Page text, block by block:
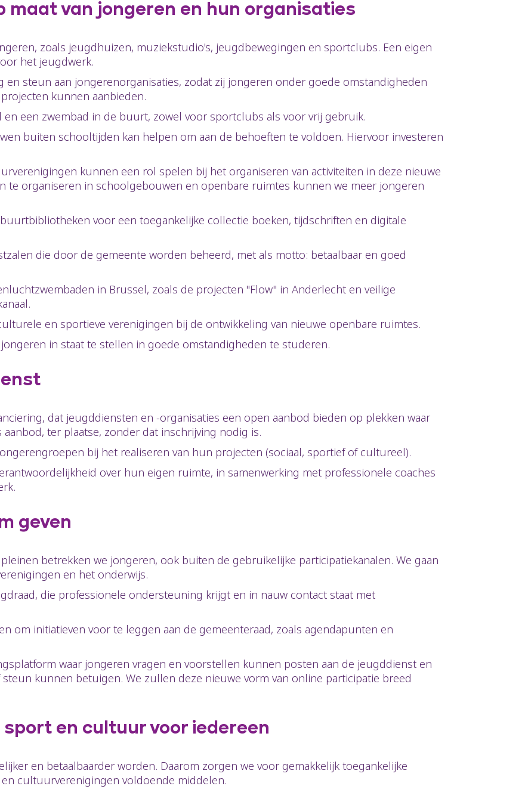
maat van jongeren en hun organisaties
zoals jeugdhuizen, muziekstudio's, jeugdbewegingen en sportclubs. Een eigen
het jeugdwerk.
en steun aan jongerenorganisaties, zodat zij jongeren onder goede omstandigheden
kunnen aanbieden.
een zwembad in de buurt, zowel voor sportclubs als voor vrij gebruik.
buiten schooltijden kan helpen om aan de behoeften te voldoen. Hiervoor investeren
kunnen een rol spelen bij het organiseren van activiteiten in deze nieuwe
te organiseren in schoolgebouwen en openbare ruimtes kunnen we meer jongeren
voor een toegankelijke collectie boeken, tijdschriften en digitale
die door de gemeente worden beheerd, met als motto: betaalbaar en goed
in Brussel, zoals de projecten "Flow" in Anderlecht en veilige
en sportieve verenigingen bij de ontwikkeling van nieuwe openbare ruimtes.
in staat te stellen in goede omstandigheden te studeren.
dat jeugddiensten en -organisaties een open aanbod bieden op plekken waar
ter plaatse, zonder dat inschrijving nodig is.
bij het realiseren van hun projecten (sociaal, sportief of cultureel).
over hun eigen ruimte, in samenwerking met professionele coaches
geven
betrekken we jongeren, ook buiten de gebruikelijke participatiekanalen. We gaan
en het onderwijs.
die professionele ondersteuning krijgt en in nauw contact staat met
om initiatieven voor te leggen aan de gemeenteraad, zoals agendapunten en
waar jongeren vragen en voorstellen kunnen posten aan de jeugddienst en
kunnen betuigen. We zullen deze nieuwe vorm van online participatie breed
sport en cultuur voor iedereen
en betaalbaarder worden. Daarom zorgen we voor gemakkelijk toegankelijke
cultuurverenigingen voldoende middelen.